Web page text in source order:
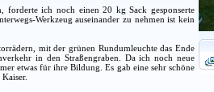
forderte ich noch einen 20 kg Sack gesponserte
Werkzeug auseinander zu nehmen ist kein
mit der grünen Rundumleuchte das Ende
in den Straßengraben. Da ich noch neue
etwas für ihre Bildung. Es gab eine sehr schöne